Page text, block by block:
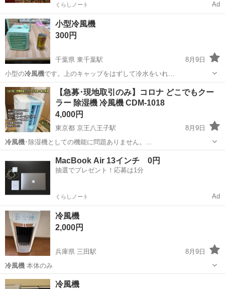
くらしノート Ad
小型冷風機
300円
千葉県 東千葉駅
8月9日
小型の冷風機です。上のキャップをはずして冷水をいれ…
千葉 千葉市 東千葉駅 季節、空調家電
【急募･現地取引のみ】コロナ どこでもクー
ラー 除湿機 冷風機 CDM-1018
4,000円
東京都 京王八王子駅
8月9日
冷風機･除湿機としての機能に問題ありません。…
季節、空調家電
MacBook Air 13インチ 0円
抽選でプレゼント！応募は1分
くらしノート Ad
冷風機
2,000円
兵庫県 三田駅
8月9日
冷風機本体のみ
兵庫 三田市 三田駅
冷風機